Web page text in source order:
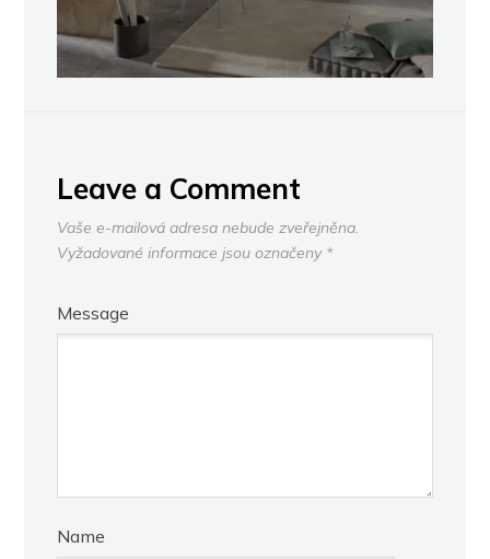
Leave a Comment
Vaše e-mailová adresa nebude zveřejněna.
Vyžadované informace jsou označeny *
Message
Name